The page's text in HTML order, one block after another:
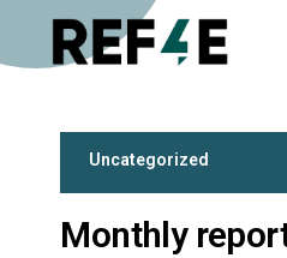
Uncategorized
Monthly